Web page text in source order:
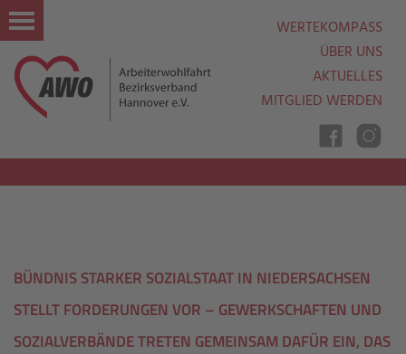
WERTEKOMPASS
ÜBER UNS
AKTUELLES
MITGLIED WERDEN
BÜNDNIS STARKER SOZIALSTAAT IN NIEDERSACHSEN
STELLT FORDERUNGEN VOR – GEWERKSCHAFTEN UND
SOZIALVERBÄNDE TRETEN GEMEINSAM DAFÜR EIN, DAS